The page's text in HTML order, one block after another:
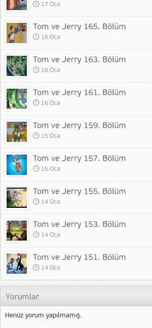
17 Oca
16 Oca
16 Oca
16 Oca
15 Oca
15 Oca
14 Oca
14 Oca
14 Oca
Henüz yorum yapılmamış.